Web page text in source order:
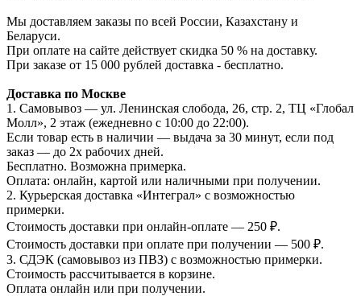
Мы доставляем заказы по всей России, Казахстану и
Беларуси.
При оплате на сайте действует скидка 50 % на доставку.
При заказе от 15 000 рублей доставка - бесплатно.
Доставка по Москве
1. Самовывоз — ул. Ленинская слобода, 26, стр. 2, ТЦ «Глобал
Молл», 2 этаж (ежедневно с 10:00 до 22:00).
Если товар есть в наличии — выдача за 30 минут, если под
заказ — до 2х рабочих дней.
Бесплатно. Возможна примерка.
Оплата: онлайн, картой или наличными при получении.
2. Курьерская доставка «Интеграл» с возможностью
примерки.
Стоимость доставки при онлайн-оплате — 250 ₽.
Стоимость доставки при оплате при получении — 500 ₽.
3. СДЭК (самовывоз из ПВЗ) с возможностью примерки.
Стоимость рассчитывается в корзине.
Оплата онлайн или при получении.